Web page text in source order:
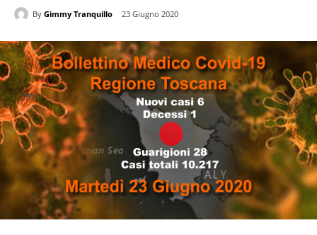
By Gimmy Tranquillo 23 Giugno 2020